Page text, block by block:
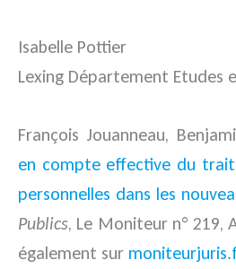
Isabelle Pottier
Lexing Département Etudes
François Jouanneau,
en compte effective du
personnelles dans les
Publics, Le Moniteur n° 219,
également sur